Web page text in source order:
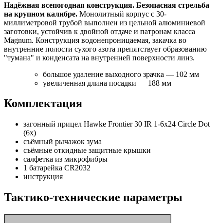
Надёжная всепогодная конструкция. Безопасная стрельба
на крупном калибре. Монолитный корпус с 30-
миллиметровой трубой выполнен из цельной алюминиевой
заготовки, устойчив к двойной отдаче и патронам класса
Magnum. Конструкция водонепроницаемая, закачка во
внутренние полости сухого азота препятствует образованию
"тумана" и конденсата на внутренней поверхности линз.
большое удаление выходного зрачка — 102 мм
увеличенная длина посадки — 188 мм
Комплектация
загонный прицел Hawke Frontier 30 IR 1-6x24 Circle Dot
(6x)
съёмный рычажок зума
съёмные откидные защитные крышки
салфетка из микрофибры
1 батарейка CR2032
инструкция
Тактико-технические параметры